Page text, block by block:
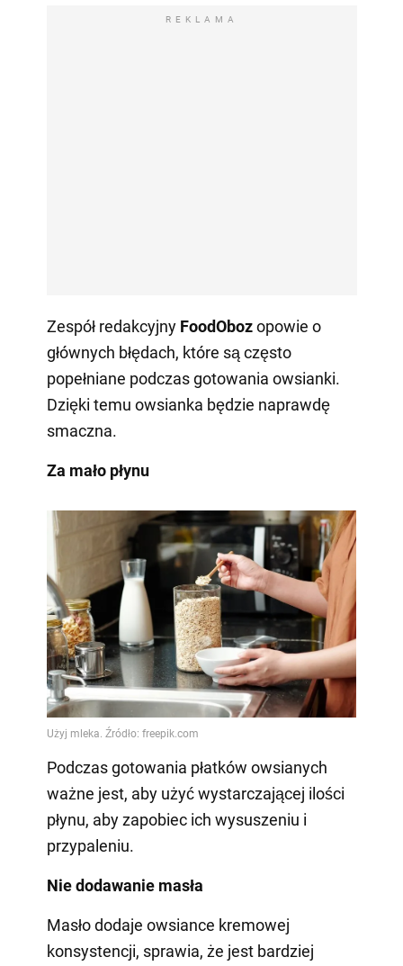
REKLAMA
Zespół redakcyjny FoodObozopowie o
głównych błędach, które są często
popełniane podczas gotowania owsianki.
Dzięki temu owsianka będzie naprawdę
smaczna.
Za mało płynu
Podczas gotowania płatków owsianych
ważne jest, aby użyć wystarczającej ilości
płynu, aby zapobiec ich wysuszeniu i
przypaleniu.
Nie dodawanie masła
Masło dodaje owsiance kremowej
konsystencji, sprawia, że jest bardziej